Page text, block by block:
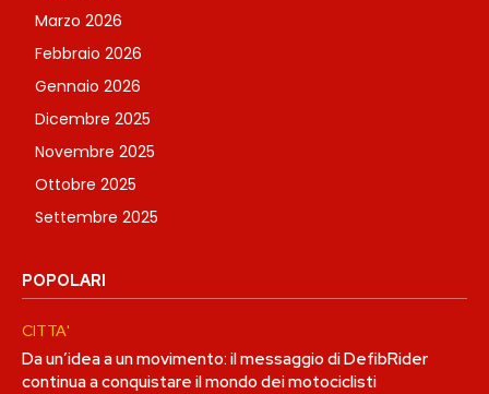
Marzo 2026
Febbraio 2026
Gennaio 2026
Dicembre 2025
Novembre 2025
Ottobre 2025
Settembre 2025
POPOLARI
CITTA'
Da un’idea a un movimento: il messaggio di DefibRider
continua a conquistare il mondo dei motociclisti